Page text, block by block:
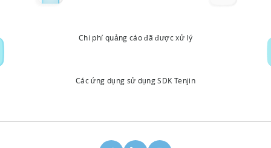
Chi phí quảng cáo đã được xử lý
Các ứng dụng sử dụng SDK Tenjin